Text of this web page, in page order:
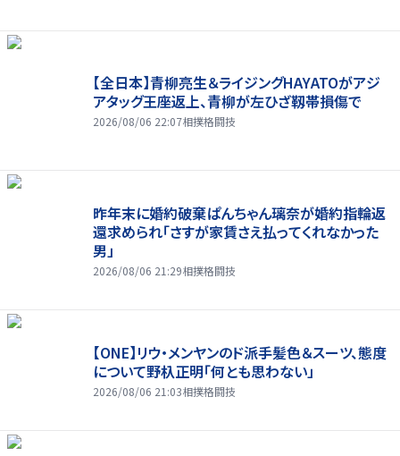
【全日本】青柳亮生＆ライジングHAYATOがアジ
アタッグ王座返上、青柳が左ひざ靱帯損傷で
2026/08/06 22:07相撲格闘技
昨年末に婚約破棄ぱんちゃん璃奈が婚約指輪返
還求められ「さすが家賃さえ払ってくれなかった
男」
2026/08/06 21:29相撲格闘技
【ONE】リウ・メンヤンのド派手髪色＆スーツ、態度
について野杁正明「何とも思わない」
2026/08/06 21:03相撲格闘技